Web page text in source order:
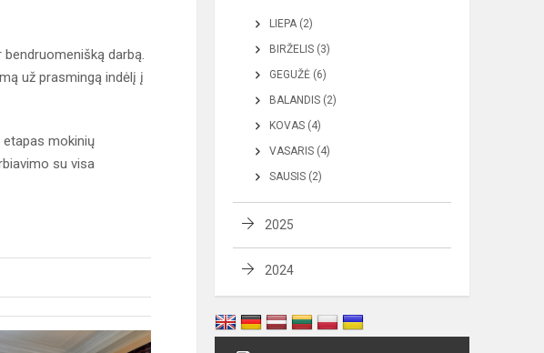
darbą.
už prasmingą indėlį į
mokinių
su visa
LIEPA (2)
BIRŽELIS (3)
GEGUŽĖ (6)
BALANDIS (2)
KOVAS (4)
VASARIS (4)
SAUSIS (2)
2025
2024